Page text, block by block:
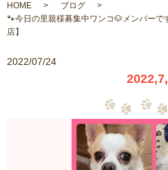
HOME
ブログ
🐾今日の里親様募集中ワンコ🐶メンバー
店】
2022/07/24